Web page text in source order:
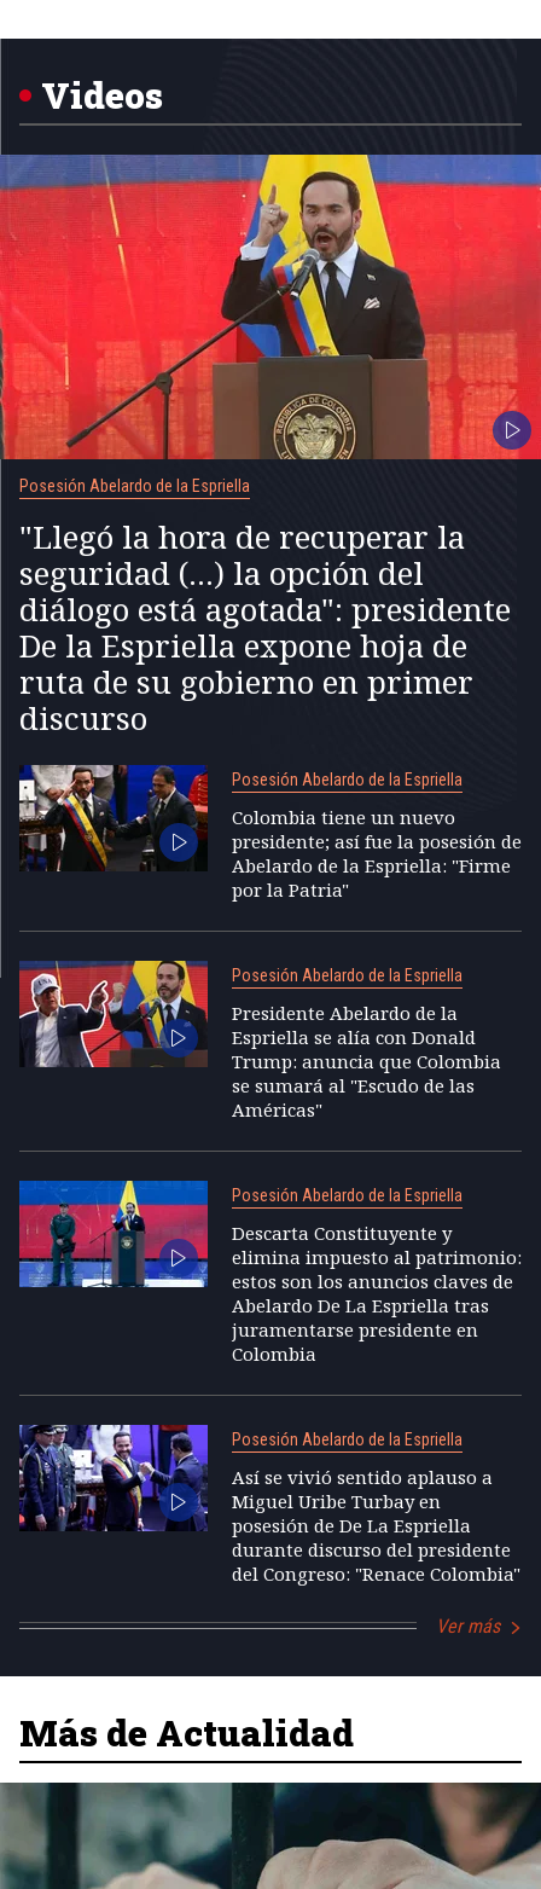
Videos
Posesión Abelardo de la Espriella
"Llegó la hora de recuperar la
seguridad (...) la opción del
diálogo está agotada": presidente
De la Espriella expone hoja de
ruta de su gobierno en primer
discurso
Posesión Abelardo de la Espriella
Colombia tiene un nuevo
presidente; así fue la posesión de
Abelardo de la Espriella: "Firme
por la Patria"
Posesión Abelardo de la Espriella
Presidente Abelardo de la
Espriella se alía con Donald
Trump: anuncia que Colombia
se sumará al "Escudo de las
Américas"
Posesión Abelardo de la Espriella
Descarta Constituyente y
elimina impuesto al patrimonio:
estos son los anuncios claves de
Abelardo De La Espriella tras
juramentarse presidente en
Colombia
Posesión Abelardo de la Espriella
Así se vivió sentido aplauso a
Miguel Uribe Turbay en
posesión de De La Espriella
durante discurso del presidente
del Congreso: "Renace Colombia"
Ver más
Más de Actualidad